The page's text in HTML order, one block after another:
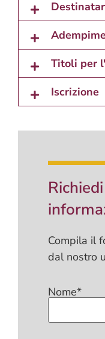
Titoli per
Iscrizione
Compila il
dal nostro
Nome*